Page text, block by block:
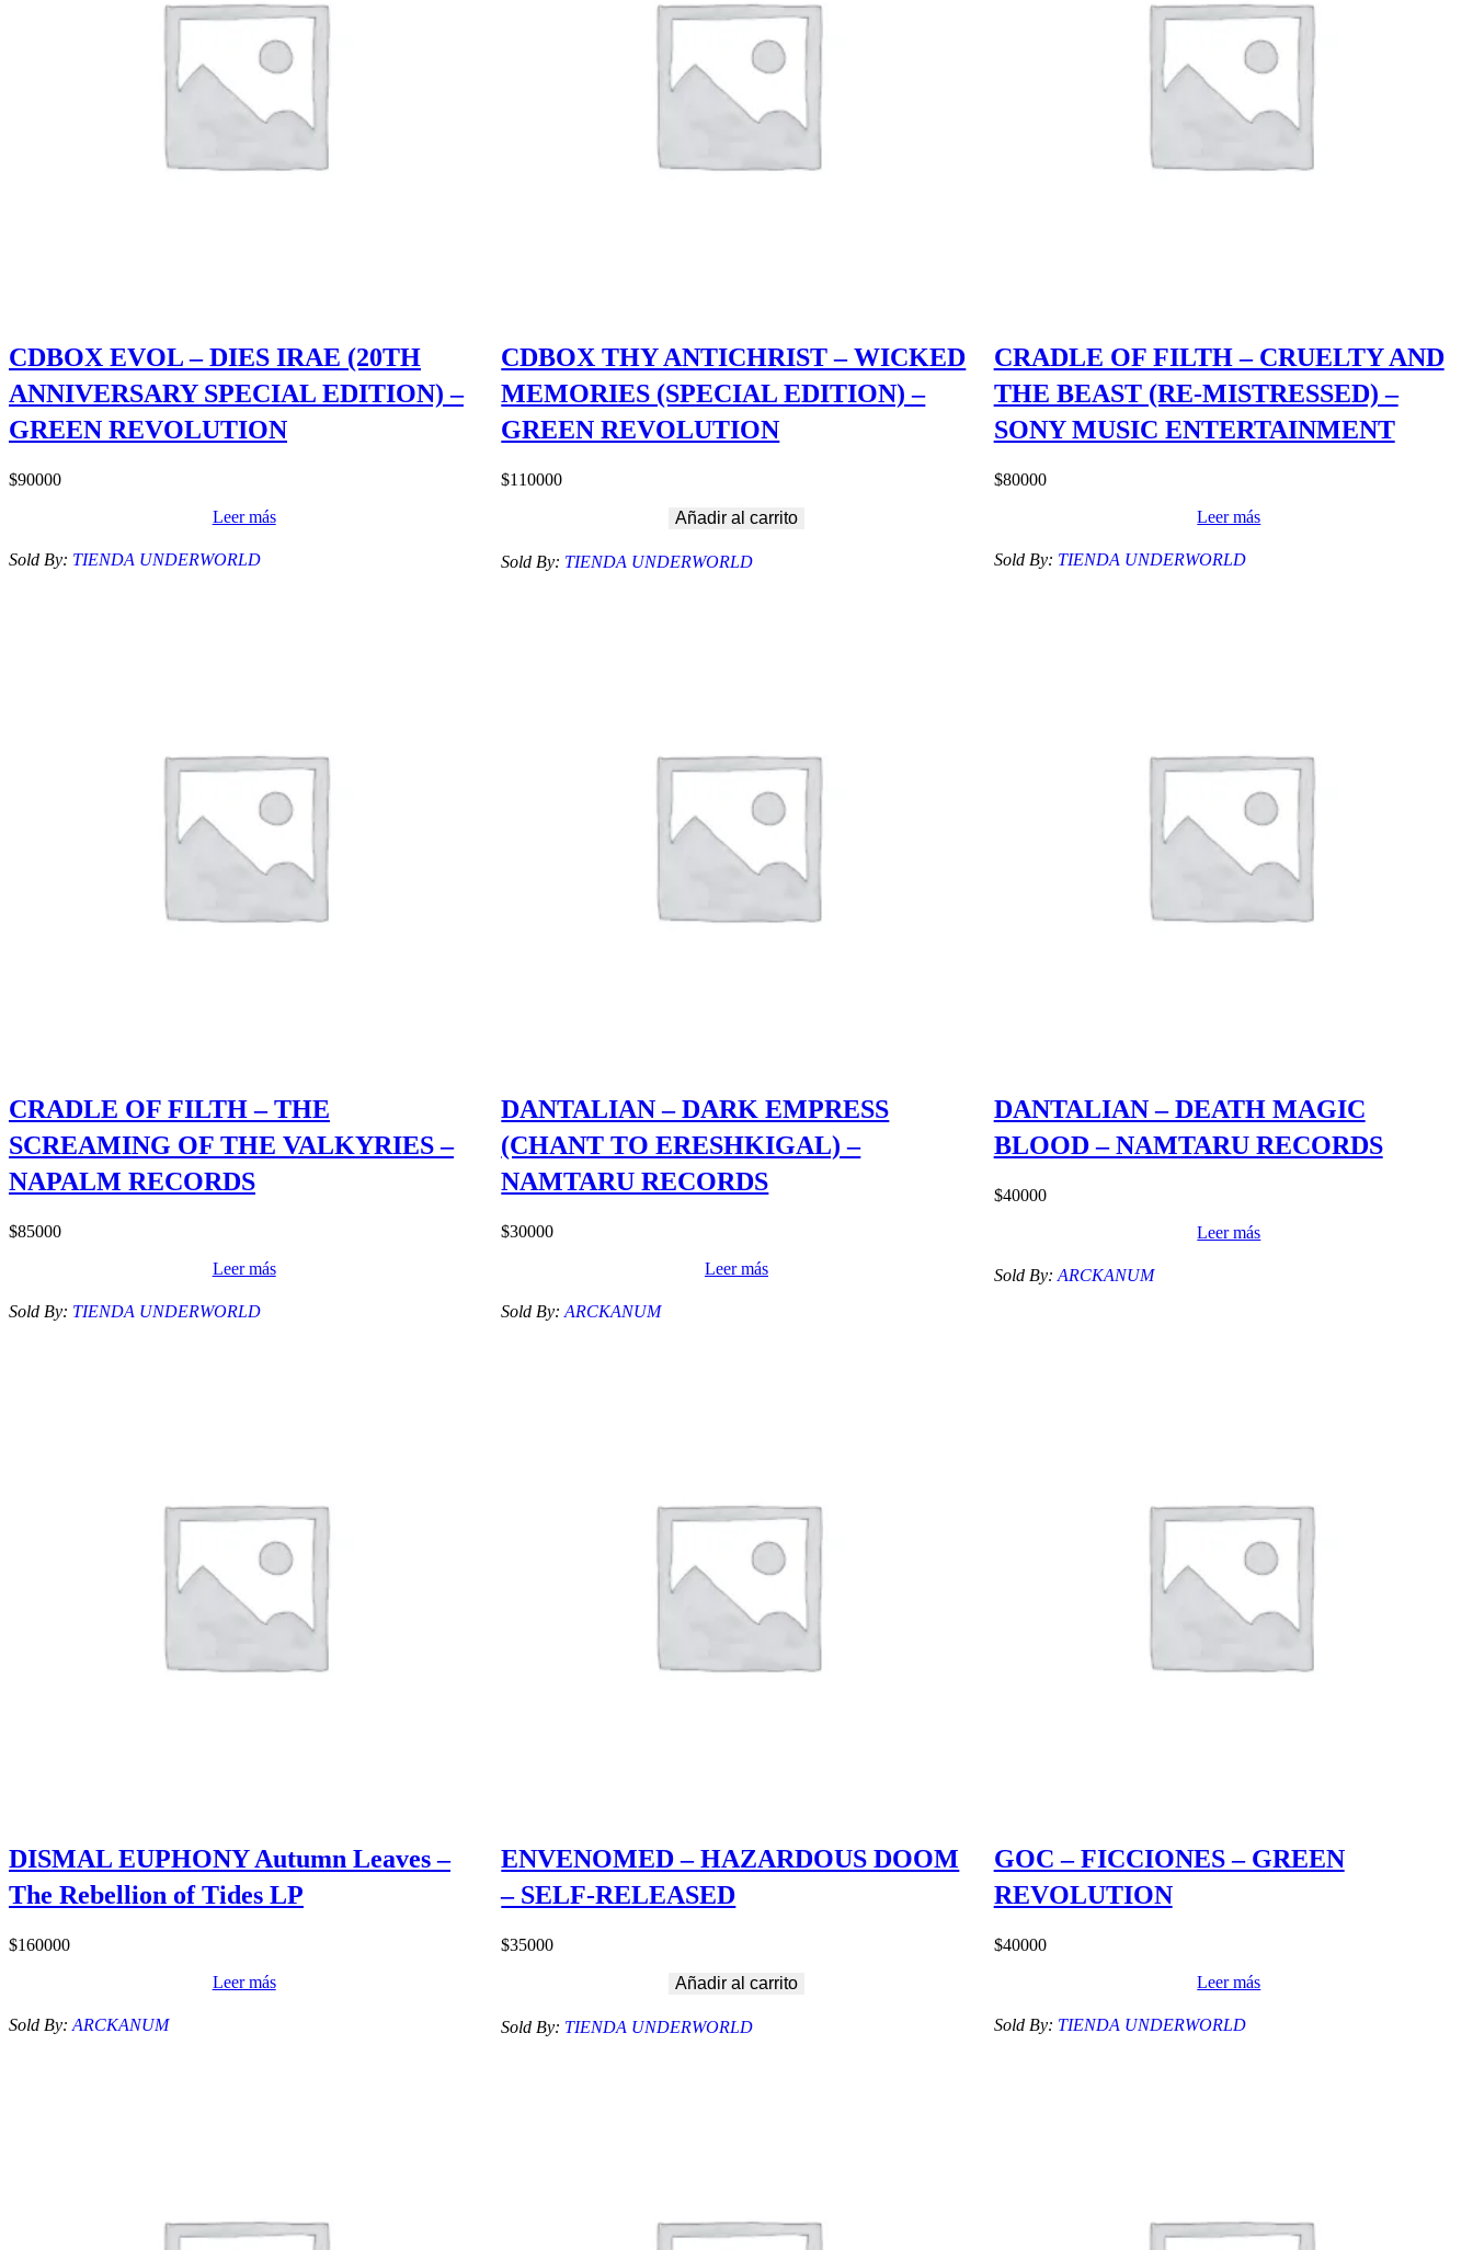
CDBOX EVOL – DIES IRAE (20TH
ANNIVERSARY SPECIAL EDITION) –
GREEN REVOLUTION
$90000
Leer más
Sold By: TIENDA UNDERWORLD
CDBOX THY ANTICHRIST – WICKED
MEMORIES (SPECIAL EDITION) –
GREEN REVOLUTION
$110000
Añadir al carrito
Sold By: TIENDA UNDERWORLD
CRADLE OF FILTH – CRUELTY AND
THE BEAST (RE-MISTRESSED) –
SONY MUSIC ENTERTAINMENT
$80000
Leer más
Sold By: TIENDA UNDERWORLD
CRADLE OF FILTH – THE
SCREAMING OF THE VALKYRIES –
NAPALM RECORDS
$85000
Leer más
Sold By: TIENDA UNDERWORLD
DANTALIAN – DARK EMPRESS
(CHANT TO ERESHKIGAL) –
NAMTARU RECORDS
$30000
Leer más
Sold By:ARCKANUM
DANTALIAN – DEATH MAGIC
BLOOD – NAMTARU RECORDS
$40000
Leer más
Sold By: ARCKANUM
DISMAL EUPHONY Autumn Leaves –
The Rebellion of Tides LP
$160000
Leer más
Sold By: ARCKANUM
ENVENOMED – HAZARDOUS DOOM
– SELF-RELEASED
$35000
Añadir al carrito
Sold By: TIENDA UNDERWORLD
GOC – FICCIONES – GREEN
REVOLUTION
$40000
Leer más
Sold By: TIENDA UNDERWORLD